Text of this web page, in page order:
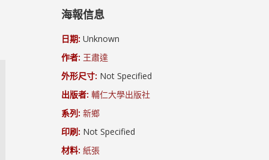
海報信息
日期: Unknown
作者: 王肅達
外形尺寸: Not Specified
出版者: 輔仁大學出版社
系列: 新鄉
印刷: Not Specified
材料: 紙張